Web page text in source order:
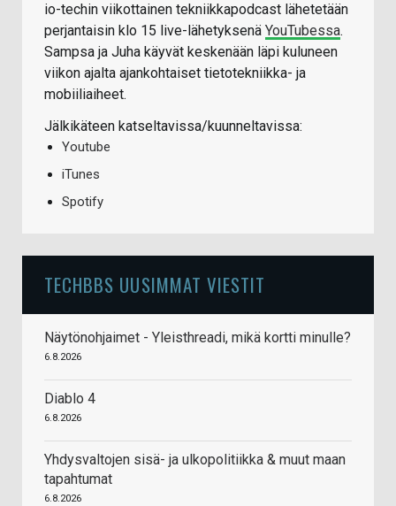
io-techin viikottainen tekniikkapodcast lähetetään
perjantaisin klo 15 live-lähetyksenä YouTubessa.
Sampsa ja Juha käyvät keskenään läpi kuluneen
viikon ajalta ajankohtaiset tietotekniikka- ja
mobiiliaiheet.
Jälkikäteen katseltavissa/kuunneltavissa:
Youtube
iTunes
Spotify
TECHBBS UUSIMMAT VIESTIT
Näytönohjaimet - Yleisthreadi, mikä kortti minulle?
6.8.2026
Diablo 4
6.8.2026
Yhdysvaltojen sisä- ja ulkopolitiikka & muut maan
tapahtumat
6.8.2026